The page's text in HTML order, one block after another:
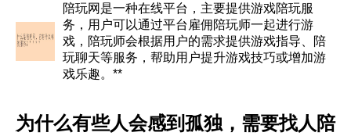
陪玩网是一种在线平台，主要提供游戏陪玩服
务，用户可以通过平台雇佣陪玩师一起进行游
戏，陪玩师会根据用户的需求提供游戏指导、陪
玩聊天等服务，帮助用户提升游戏技巧或增加游
戏乐趣。**
为什么有些人会感到孤独，需要找人陪